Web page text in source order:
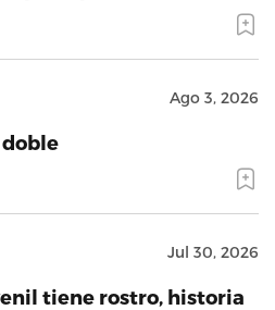
Ago 3, 2026
doble
Jul 30, 2026
tiene rostro, historia